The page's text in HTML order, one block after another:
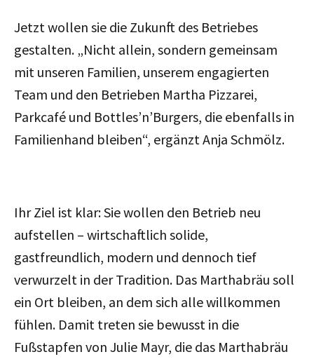
Jetzt wollen sie die Zukunft des Betriebes
gestalten. „Nicht allein, sondern gemeinsam
mit unseren Familien, unserem engagierten
Team und den Betrieben Martha Pizzarei,
Parkcafé und Bottles’n’Burgers, die ebenfalls in
Familienhand bleiben“, ergänzt Anja Schmölz.
Ihr Ziel ist klar: Sie wollen den Betrieb neu
aufstellen – wirtschaftlich solide,
gastfreundlich, modern und dennoch tief
verwurzelt in der Tradition. Das Marthabräu soll
ein Ort bleiben, an dem sich alle willkommen
fühlen. Damit treten sie bewusst in die
Fußstapfen von Julie Mayr, die das Marthabräu